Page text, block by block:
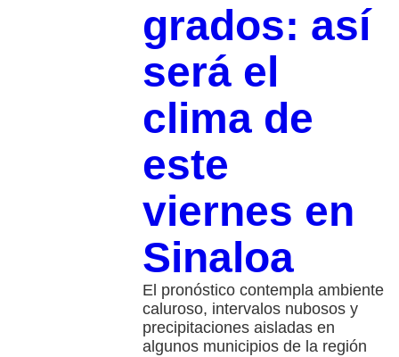
grados: así
será el
clima de
este
viernes en
Sinaloa
El pronóstico contempla ambiente
caluroso, intervalos nubosos y
precipitaciones aisladas en
algunos municipios de la región